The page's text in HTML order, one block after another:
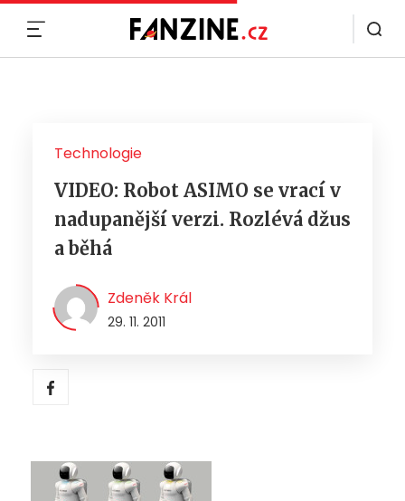
Technologie
VIDEO: Robot ASIMO se vrací v
nadupanější verzi. Rozlévá džus
a běhá
Zdeněk Král
29. 11. 2011